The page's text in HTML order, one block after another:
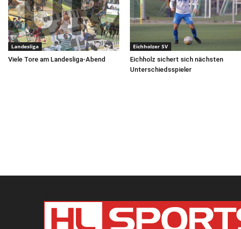
Landesliga
Viele Tore am Landesliga-Abend
Eichholzer SV
Eichholz sichert sich nächsten
Unterschiedsspieler